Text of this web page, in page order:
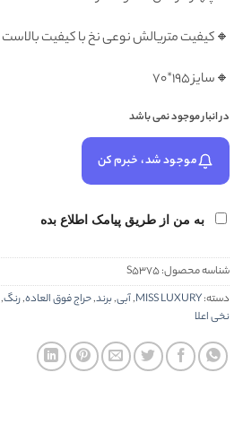
🔸کیفیت متریالش نوعی نخ با کیفیت بالاست
🔸سایز ۱۹۵*۷۰
در انبار موجود نمی باشد
موجود شد، خبرم کن
به من از طریق پیامک اطلاع بده
شناسه محصول:S5375
دسته:MISS LUXURY
,آبی,برند,حراج فوق العاده,رنگ,
نخی اعلا